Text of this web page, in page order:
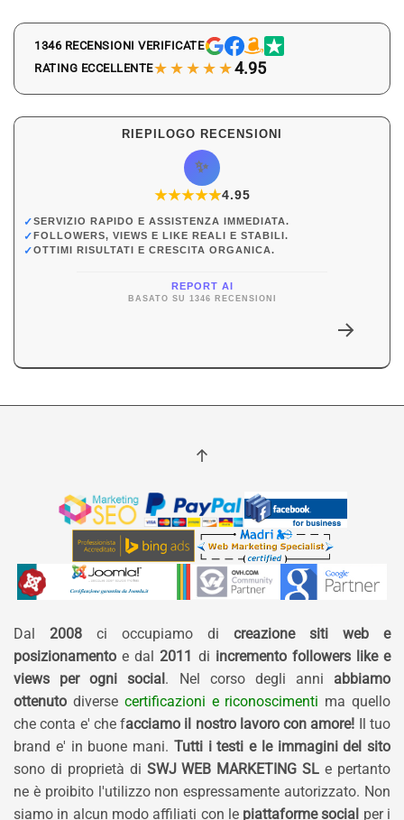
1346 RECENSIONI VERIFICATE
RATING ECCELLENTE★★★★★4.95
RIEPILOGO RECENSIONI
✨
★★★★★
★4.95
✓SERVIZIO RAPIDO E ASSISTENZA IMMEDIATA.
✓FOLLOWERS, VIEWS E LIKE REALI E STABILI.
✓OTTIMI RISULTATI E CRESCITA ORGANICA.
REPORT AI
BASATO SU 1346 RECENSIONI
Dal 2008 ci occupiamo di creazione siti web e
posizionamento e dal 2011 di incremento followers like e
views per ogni social. Nel corso degli anni abbiamo
ottenuto diverse certificazioni e riconoscimenti ma quello
che conta e' che facciamo il nostro lavoro con amore! Il tuo
brand e' in buone mani. Tutti i testi e le immagini del sito
sono di proprietà di SWJ WEB MARKETING SL e pertanto
ne è proibito l'utilizzo non espressamente autorizzato. Non
siamo in alcun modo affiliati con le piattaforme social per i